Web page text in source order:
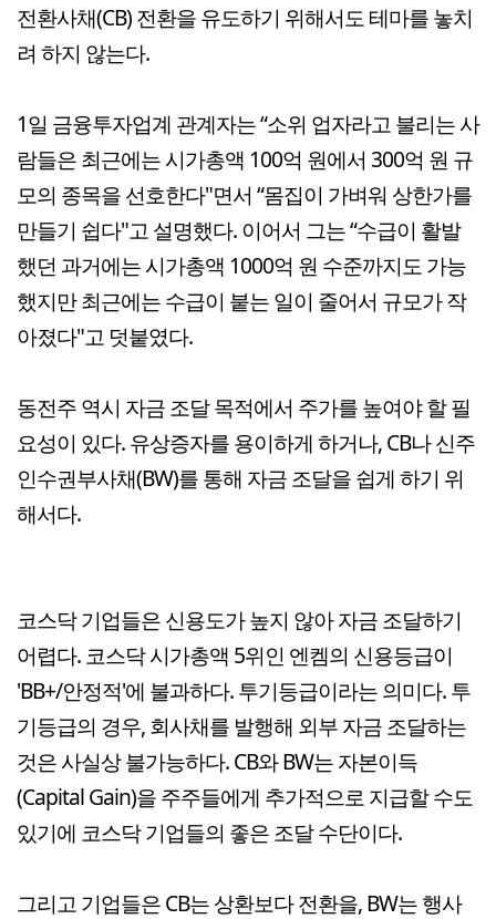
전환사채(CB) 전환을 유도하기 위해서도 테마를 놓치
려 하지 않는다.
1일 금융투자업계 관계자는 “소위 업자라고 불리는 사
람들은 최근에는 시가총액 100억 원에서 300억 원 규
모의 종목을 선호한다"면서 “몸집이 가벼워 상한가를
만들기 쉽다"고 설명했다. 이어서 그는 “수급이 활발
했던 과거에는 시가총액 1000억 원 수준까지도 가능
했지만 최근에는 수급이 붙는 일이 줄어서 규모가 작
아졌다"고 덧붙였다.
동전주 역시 자금 조달 목적에서 주가를 높여야 할 필
요성이 있다. 유상증자를 용이하게 하거나, CB나 신주
인수권부사채(BW)를 통해 자금 조달을 쉽게 하기 위
해서다.
코스닥 기업들은 신용도가 높지 않아 자금 조달하기
어렵다. 코스닥 시가총액 5위인 엔켐의 신용등급이
'BB+/안정적'에 불과하다. 투기등급이라는 의미다. 투
기등급의 경우, 회사채를 발행해 외부 자금 조달하는
것은 사실상 불가능하다. CB와 BW는 자본이득
(Capital Gain)을 주주들에게 추가적으로 지급할 수도
있기에 코스닥 기업들의 좋은 조달 수단이다.
그리고 기업들은 CB는 상환보다 전환을, BW는 행사